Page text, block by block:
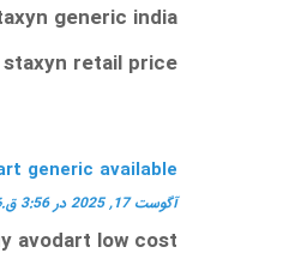
generic india
retail price
generic available
آگوست 17, 2025 در 3:56 ق.ظ
avodart low cost